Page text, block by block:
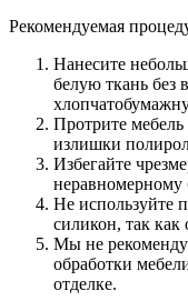
Рекомендуемая
Нанесите
белую ткань без
Протрите
излишки
Избегайте
неравномерному
Не используйте
силикон, так как
Мы не
обработки
отделке.